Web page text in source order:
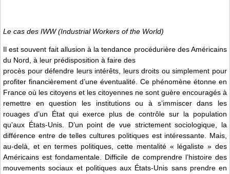
Le cas des IWW (Industrial Workers of the World)
Il est souvent fait allusion à la tendance procédurière des Américains
du Nord, à leur prédisposition à faire des
procès pour défendre leurs intérêts, leurs droits ou simplement pour
profiter financièrement d’une éventualité. Ce phénomène étonne en
France où les citoyens et les citoyennes ne sont guère encouragés à
remettre en question les institutions ou à s’immiscer dans les
rouages d’un État qui exerce plus de contrôle sur la population
qu’aux États-Unis. D’un point de vue strictement sociologique, la
différence entre de telles cultures politiques est intéressante. Mais,
au-delà, et en termes politiques, cette mentalité « légaliste » des
Américains est fondamentale. Difficile de comprendre l’histoire des
mouvements sociaux et politiques aux États-Unis sans prendre en